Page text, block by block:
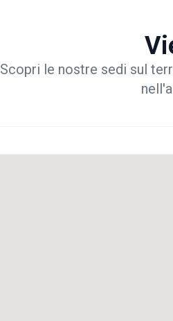
Scopri le nostre sedi sul